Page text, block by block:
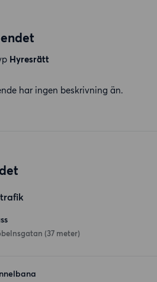
Hyresrätt
har ingen beskrivning än.
(37 meter)